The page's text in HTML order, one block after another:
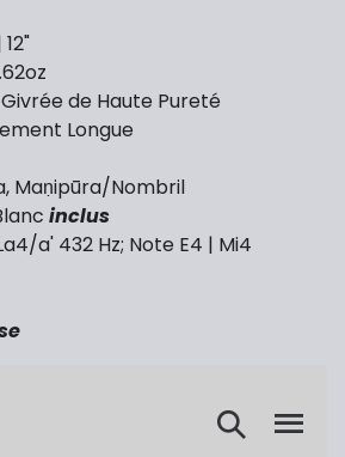
de Haute Pureté
Longue
Maṇipūra/Nombril
inclus
a' 432 Hz; Note E4 | Mi4